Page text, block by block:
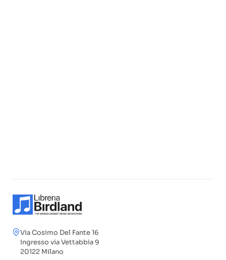
Via Cosimo Del Fante 16
Ingresso via Vettabbia 9
20122 Milano